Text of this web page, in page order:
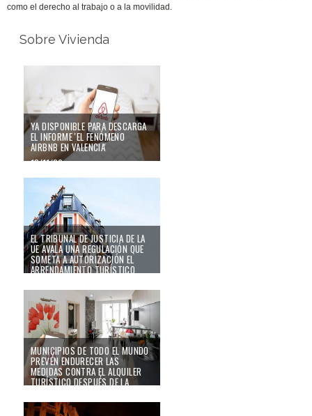
como el derecho al trabajo o a la movilidad.
Sobre Vivienda
YA DISPONIBLE PARA DESCARGA
EL INFORME 'EL FENÓMENO
AIRBNB EN VALENCIA'
18/11/20
EL TRIBUNAL DE JUSTICIA DE LA
UE AVALA UNA REGULACIÓN QUE
SOMETA A AUTORIZACIÓN EL
ARRENDAMIENTO TURÍSTICO
MUNICIPIOS DE TODO EL MUNDO
PREVÉN ENDURECER LAS
MEDIDAS CONTRA EL ALQUILER
TURÍSTICO DESPUÉS DE LA
24/07/20